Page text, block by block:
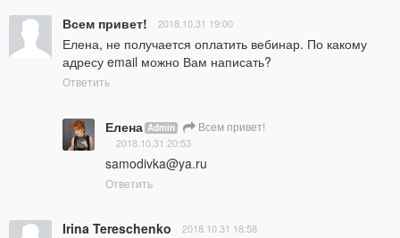
Всем привет! 2018.10.31 19:00
Елена, не получается оплатить вебинар. По какому
адресу email можно Вам написать?
Ответить
Елена Admin Всем привет!
2018.10.31 20:53
samodivka@ya.ru
Ответить
Irina Tereschenko 2018.10.31 18:58